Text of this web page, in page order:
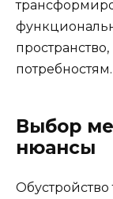
потребностям.
Выбор
нюансы
Обустройство